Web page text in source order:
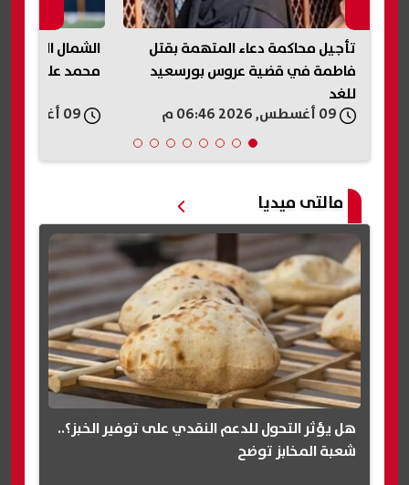
تأجيل محاكمة دعاء المتهمة بقتل
فاطمة في قضية عروس بورسعيد
للغد
الشمال القطري
محمد علي بن
مالتى ميديا
هل يؤثر التحول للدعم النقدي على توفير الخبز؟..
شعبة المخابز توضح